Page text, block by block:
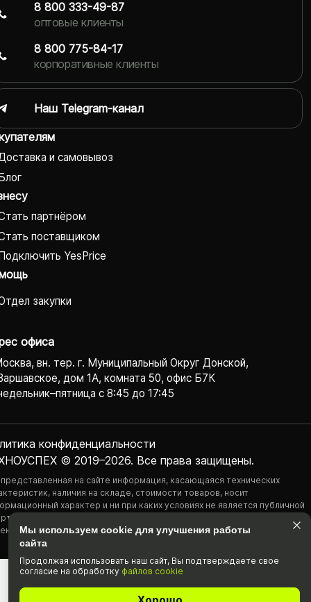
и самовывоз
партнёром
поставщиком
YesPrice
закупки
офиса
вн. тер. г. Муниципальный Округ Донской,
дом 1А, комната 50, офис Б7К
с 8:45 до 17:45
© 2019–2026. Все права защищены.
конфиденциаль­ности
на сайте информация, касающаяся технических
наличия на складе, стоимости товаров, носит
характер и ни при каких условиях не является публичной
определяемой положениями Статьи 437(2) Гражданского
РФ.
8 800 333-49-87
оптовые клиенты
8 800 775-84-17
корпоративные клиенты
Наш Telegram-канал
Мы используем cookie для улучшения работы
сайта
Продолжая использовать наш cайт, Вы подтвержда­ете свое
согласие на обработку файлов cookie